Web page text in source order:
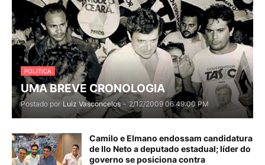
POLITICA
UMA BREVE CRONOLOGIA
Postado por Luiz Vasconcelos - 2/12/2009 06:49:00 PM
Camilo e Elmano endossam candidatura
de Ilo Neto a deputado estadual; líder do
governo se posiciona contra